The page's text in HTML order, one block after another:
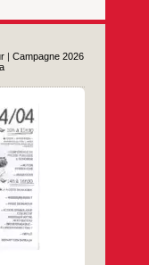
| Campagne 2026
!
ce sont eux
en mer !
de cette
d’abord à
vieux port
de